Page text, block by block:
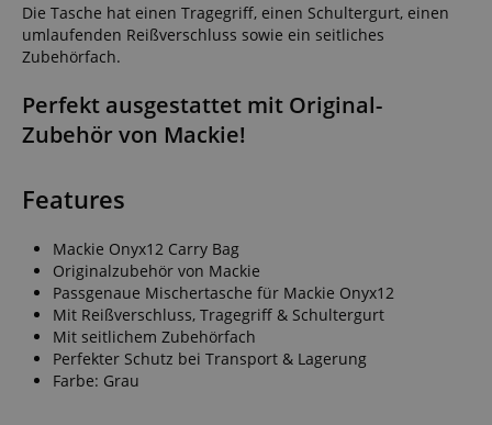
Die Tasche hat einen Tragegriff, einen Schultergurt, einen
umlaufenden Reißverschluss sowie ein seitliches
Zubehörfach.
Perfekt ausgestattet mit Original-
Zubehör von Mackie!
Features
Mackie Onyx12 Carry Bag
Originalzubehör von Mackie
Passgenaue Mischertasche für Mackie Onyx12
Mit Reißverschluss, Tragegriff & Schultergurt
Mit seitlichem Zubehörfach
Perfekter Schutz bei Transport & Lagerung
Farbe: Grau